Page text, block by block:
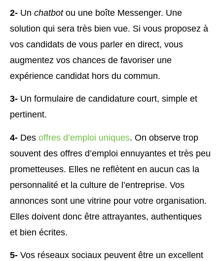
2- Un chatbotou une boîte Messenger. Une
solution qui sera très bien vue. Si vous proposez à
vos candidats de vous parler en direct, vous
augmentez vos chances de favoriser une
expérience candidat hors du commun.
3- Un formulaire de candidature court, simple et
pertinent.
4- Des offres d’emploi uniques. On observe trop
souvent des offres d’emploi ennuyantes et très peu
prometteuses. Elles ne reflètent en aucun cas la
personnalité et la culture de l’entreprise. Vos
annonces sont une vitrine pour votre organisation.
Elles doivent donc être attrayantes, authentiques
et bien écrites.
5- Vos réseaux sociaux peuvent être un excellent